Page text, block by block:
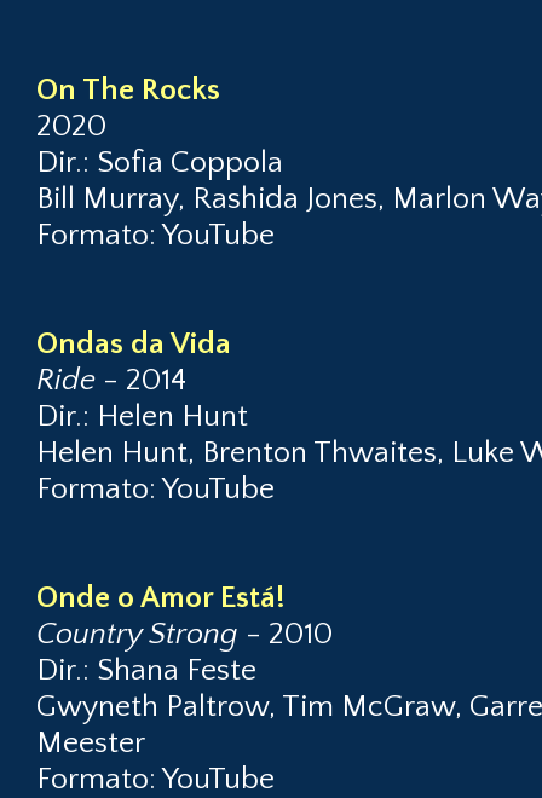
On The Rocks
2020
Dir.: Sofia Coppola
Bill Murray, Rashida Jones, Marlon
Formato: YouTube
Ondas da Vida
Ride - 2014
Dir.: Helen Hunt
Helen Hunt, Brenton Thwaites, Luke
Formato: YouTube
Onde o Amor Está!
Country Strong - 2010
Dir.: Shana Feste
Gwyneth Paltrow, Tim McGraw,
Meester
Formato: YouTube